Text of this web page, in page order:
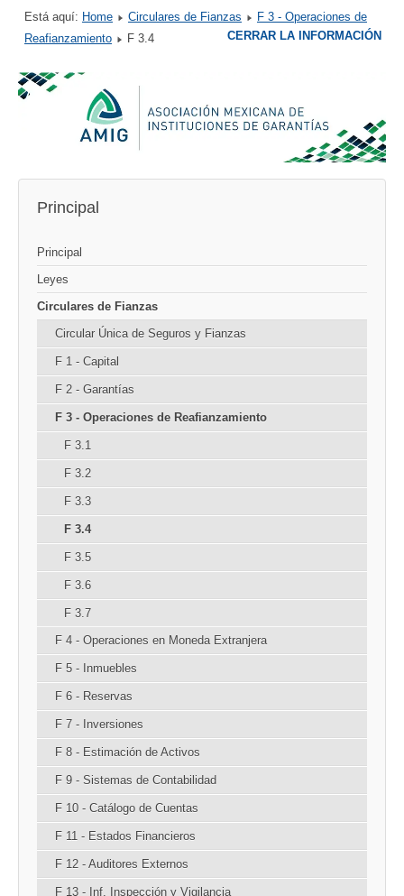
Está aquí: Home Circulares de Fianzas
F 3 - Operaciones de
Reafianzamiento
F 3.4
Principal
Principal
Leyes
Circulares de Fianzas
Circular Única de Seguros y Fianzas
F 1 - Capital
F 2 - Garantías
F 3 - Operaciones de Reafianzamiento
F 3.1
F 3.2
F 3.3
F 3.4
F 3.5
F 3.6
F 3.7
F 4 - Operaciones en Moneda Extranjera
F 5 - Inmuebles
F 6 - Reservas
F 7 - Inversiones
F 8 - Estimación de Activos
F 9 - Sistemas de Contabilidad
F 10 - Catálogo de Cuentas
F 11 - Estados Financieros
F 12 - Auditores Externos
F 13 - Inf. Inspección y Vigilancia
CERRAR LA INFORMACIÓN